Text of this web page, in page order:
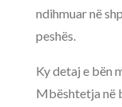
ndihmuar në
peshës.
Ky detaj e bën
Mbështetja në